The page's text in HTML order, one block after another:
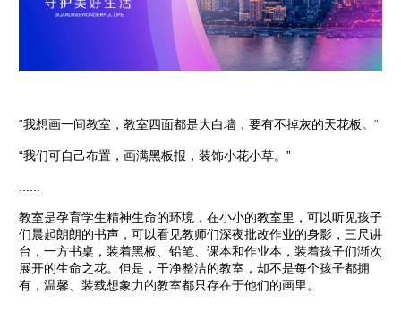
“我想画一间教室，教室四面都是大白墙，要有不掉灰的天花板。“
“我们可自己布置，画满黑板报，装饰小花小草。”
教室是孕育学生精神生命的环境，在小小的教室里，可以听见孩子
们晨起朗朗的书声，可以看见教师们深夜批改作业的身影，三尺讲
台，一方书桌，装着黑板、铅笔、课本和作业本，装着孩子们渐次
展开的生命之花。但是，干净整洁的教室，却不是每个孩子都拥
有，温馨、装载想象力的教室都只存在于他们的画里。